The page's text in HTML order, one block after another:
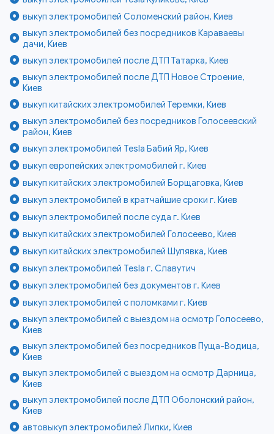
выкуп электромобилей Соломенский район, Киев
выкуп электромобилей без посредников Караваевы
дачи, Киев
выкуп электромобилей после ДТП Татарка, Киев
выкуп электромобилей после ДТП Новое Строение,
Киев
выкуп китайских электромобилей Теремки, Киев
выкуп электромобилей без посредников Голосеевский
район, Киев
выкуп электромобилей Tesla Бабий Яр, Киев
выкуп европейских электромобилей г. Киев
выкуп китайских электромобилей Борщаговка, Киев
выкуп электромобилей в кратчайшие сроки г. Киев
выкуп электромобилей после суда г. Киев
выкуп китайских электромобилей Голосеево, Киев
выкуп китайских электромобилей Шулявка, Киев
выкуп электромобилей Tesla г. Славутич
выкуп электромобилей без документов г. Киев
выкуп электромобилей с поломками г. Киев
выкуп электромобилей с выездом на осмотр Голосеево,
Киев
выкуп электромобилей без посредников Пуща-Водица,
Киев
выкуп электромобилей с выездом на осмотр Дарница,
Киев
выкуп электромобилей после ДТП Оболонский район,
Киев
автовыкуп электромобилей Липки, Киев